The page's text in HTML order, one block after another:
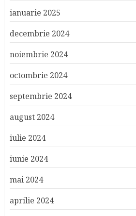
ianuarie 2025
decembrie 2024
noiembrie 2024
octombrie 2024
septembrie 2024
august 2024
iulie 2024
iunie 2024
mai 2024
aprilie 2024